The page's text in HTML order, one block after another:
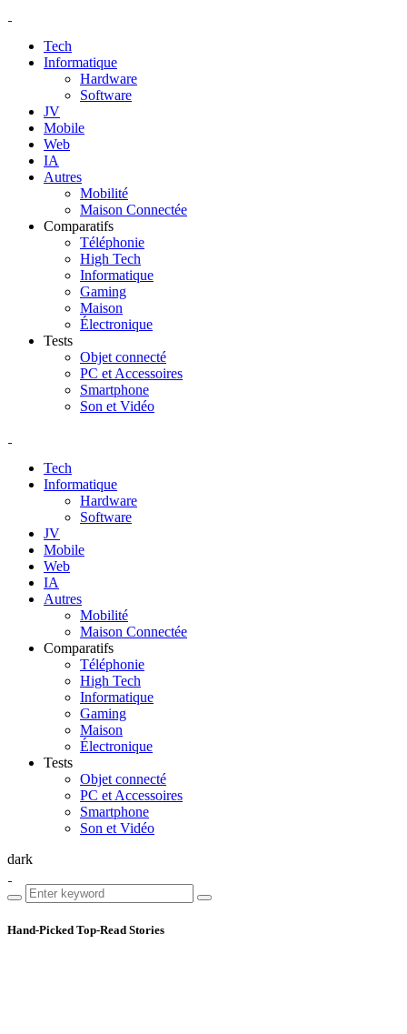
Tech
Informatique
Hardware
Software
JV
Mobile
Web
IA
Autres
Mobilité
Maison Connectée
Comparatifs
Téléphonie
High Tech
Informatique
Gaming
Maison
Électronique
Tests
Objet connecté
PC et Accessoires
Smartphone
Son et Vidéo
Tech
Informatique
Hardware
Software
JV
Mobile
Web
IA
Autres
Mobilité
Maison Connectée
Comparatifs
Téléphonie
High Tech
Informatique
Gaming
Maison
Électronique
Tests
Objet connecté
PC et Accessoires
Smartphone
Son et Vidéo
dark
Hand-Picked Top-Read Stories